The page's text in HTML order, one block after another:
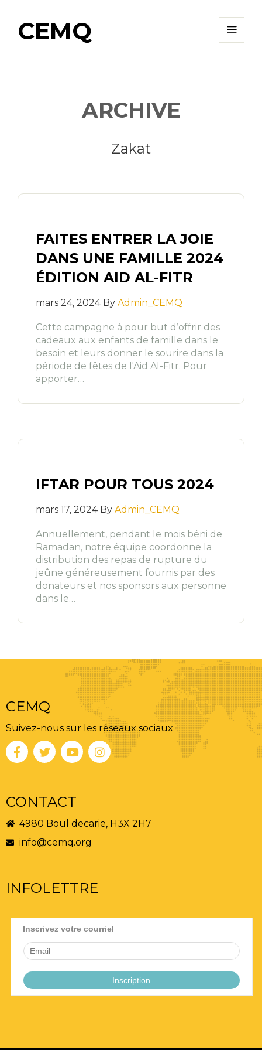
CEMQ
ARCHIVE
Zakat
FAITES ENTRER LA JOIE
DANS UNE FAMILLE 2024
ÉDITION AID AL-FITR
mars 24, 2024 By Admin_CEMQ
Cette campagne à pour but d’offrir des
cadeaux aux enfants de famille dans le
besoin et leurs donner le sourire dans la
période de fêtes de l'Aid Al-Fitr. Pour
apporter…
IFTAR POUR TOUS 2024
mars 17, 2024 By Admin_CEMQ
Annuellement, pendant le mois béni de
Ramadan, notre équipe coordonne la
distribution des repas de rupture du
jeûne généreusement fournis par des
donateurs et nos sponsors aux personne
dans le…
CEMQ
Suivez-nous sur les réseaux sociaux
CONTACT
4980 Boul decarie, H3X 2H7
info@cemq.org
INFOLETTRE